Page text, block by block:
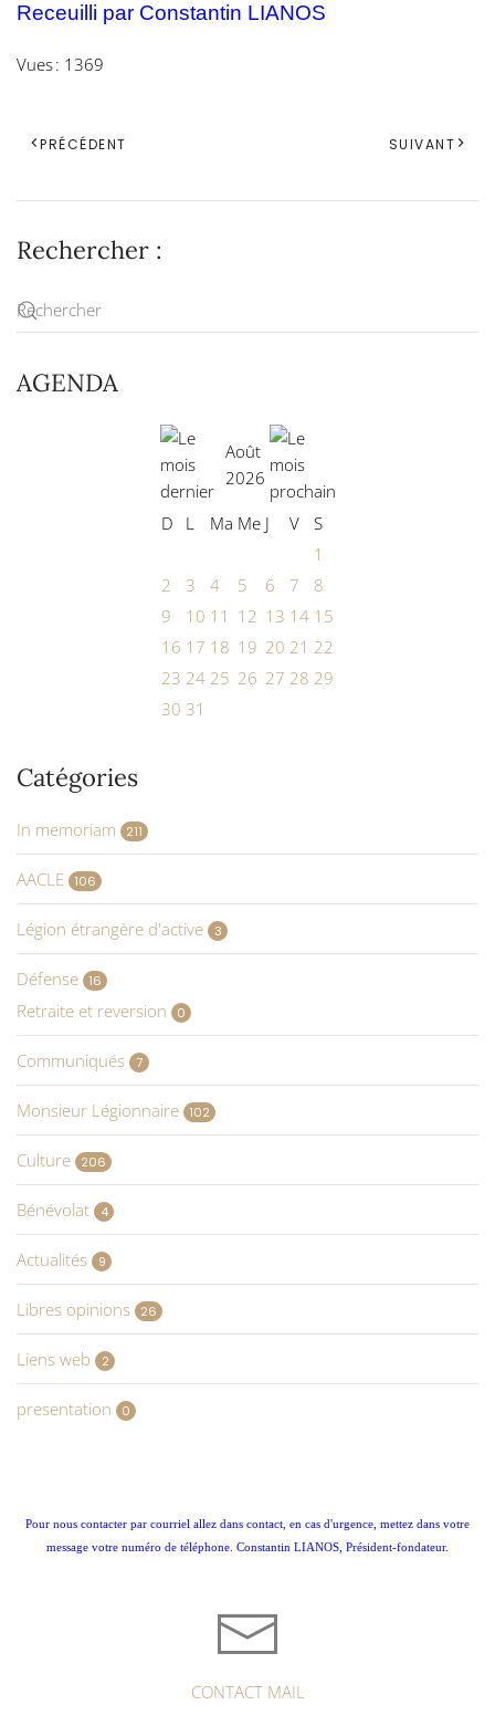
Receuilli par Constantin LIANOS
Vues : 1369
PRÉCÉDENT SUIVANT
Rechercher :
AGENDA
Août
2026
D L Ma Me J V
S
1
2
3 4 5 6 7
8
9
10 11 12 13 14 15
16 17 18 19 20 21 22
23 24 25 26 27 28 29
30 31
Catégories
In memoriam 211
AACLE 106
Légion étrangère d'active 3
Défense 16
Retraite et reversion 0
Communiqués 7
Monsieur Légionnaire 102
Culture 206
Bénévolat 4
Actualités 9
Libres opinions 26
Liens web 2
presentation 0
Pour nous contacter par courriel allez dans contact, en cas d'urgence, mettez dans votre
message votre numéro de téléphone. Constantin LIANOS, Président-fondateur.
CONTACT MAIL